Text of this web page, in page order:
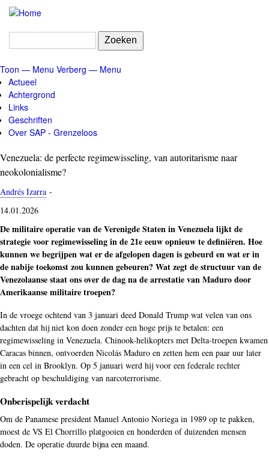
Overslaan
naar
gaan
Zoeken
Menu
Toon — Menu Verberg — Menu
Actueel
Achtergrond
Links
Geschriften
Over SAP - Grenzeloos
Venezuela: de perfecte regimewisseling, van autoritarisme naar
neokolonialisme?
Andrés Izarra -
14.01.2026
De militaire operatie van de Verenigde Staten in Venezuela lijkt de
strategie voor regimewisseling in de 21e eeuw opnieuw te definiëren. Hoe
kunnen we begrijpen wat er de afgelopen dagen is gebeurd en wat er in
de nabije toekomst zou kunnen gebeuren? Wat zegt de structuur van de
Venezolaanse staat ons over de dag na de arrestatie van Maduro door
Amerikaanse militaire troepen?
In de vroege ochtend van 3 januari deed Donald Trump wat velen van ons
dachten dat hij niet kon doen zonder een hoge prijs te betalen: een
regimewisseling in Venezuela. Chinook-helikopters met Delta-troepen kwamen
Caracas binnen, ontvoerden Nicolás Maduro en zetten hem een paar uur later
in een cel in Brooklyn. Op 5 januari werd hij voor een federale rechter
gebracht op beschuldiging van narcoterrorisme.
Onberispelijk verdacht
Om de Panamese president Manuel Antonio Noriega in 1989 op te pakken,
moest de VS El Chorrillo platgooien en honderden of duizenden mensen
doden. De operatie duurde bijna een maand.